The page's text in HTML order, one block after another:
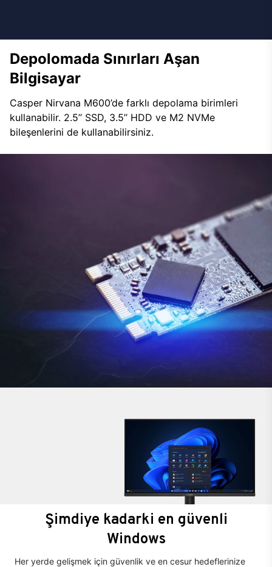
Depolomada Sınırları Aşan
Bilgisayar
Casper Nirvana M600’de farklı depolama birimleri
kullanabilir. 2.5’’ SSD, 3.5’’ HDD ve M2 NVMe
bileşenlerini de kullanabilirsiniz.
Şimdiye kadarki en güvenli
Windows
Her yerde gelişmek için güvenlik ve en cesur hedeflerinize